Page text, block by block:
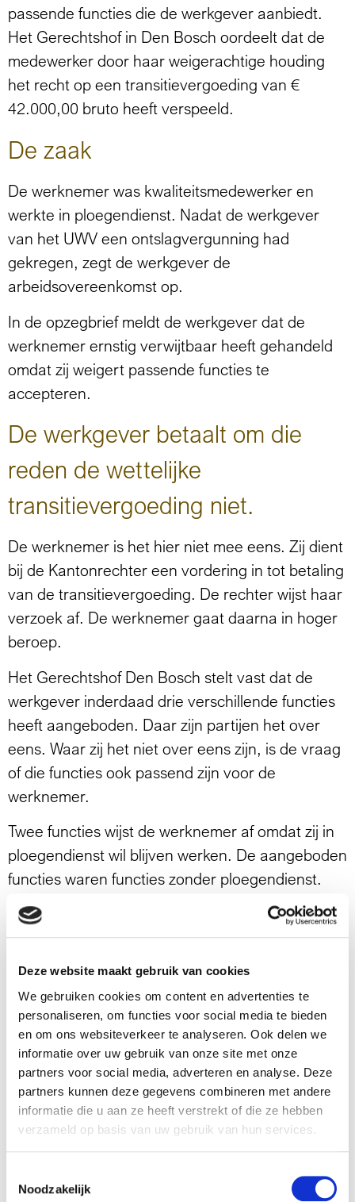
Deze website maakt gebruik van cookies
We gebruiken cookies om content en advertenties te
personaliseren, om functies voor social media te bieden
en om ons websiteverkeer te analyseren. Ook delen we
informatie over uw gebruik van onze site met onze
partners voor social media, adverteren en analyse. Deze
partners kunnen deze gegevens combineren met andere
informatie die u aan ze heeft verstrekt of die ze hebben
verzameld op basis van uw gebruik van hun services.
Noodzakelijk
passende functies die de werkgever aanbiedt.
Het Gerechtshof in Den Bosch oordeelt dat de
medewerker door haar weigerachtige houding
het recht op een transitievergoeding van €
42.000,00 bruto heeft verspeeld.
De zaak
De werknemer was kwaliteitsmedewerker en
werkte in ploegendienst. Nadat de werkgever
van het UWV een ontslagvergunning had
gekregen, zegt de werkgever de
arbeidsovereenkomst op.
In de opzegbrief meldt de werkgever dat de
werknemer ernstig verwijtbaar heeft gehandeld
omdat zij weigert passende functies te
accepteren.
De werkgever betaalt om die
reden de wettelijke
transitievergoeding niet.
De werknemer is het hier niet mee eens. Zij dient
bij de Kantonrechter een vordering in tot betaling
van de transitievergoeding. De rechter wijst haar
verzoek af. De werknemer gaat daarna in hoger
beroep.
Het Gerechtshof Den Bosch stelt vast dat de
werkgever inderdaad drie verschillende functies
heeft aangeboden. Daar zijn partijen het over
eens. Waar zij het niet over eens zijn, is de vraag
of die functies ook passend zijn voor de
werknemer.
Twee functies wijst de werknemer af omdat zij in
ploegendienst wil blijven werken. De aangeboden
functies waren functies zonder ploegendienst.
De man van de werknemer werkt namelijk bij
dezelfde werkgever. Als de werknemer niet meer
omdat de werknemer zelf niet kan rijden.
Openbaar vervoer vindt zij geen optie.
Na twee afwijzingen, wijst de werknemer om
diezelfde reden ook de derde functie af.
Het Gerechtshof vindt het
vervoersprobleem geen reden